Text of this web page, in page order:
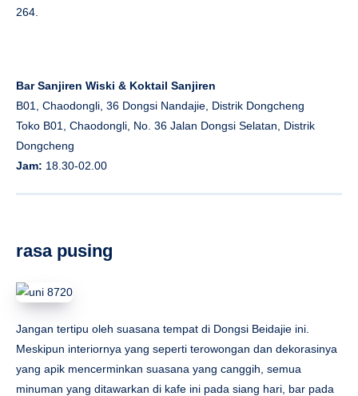
264.
Bar Sanjiren Wiski & Koktail Sanjiren
B01, Chaodongli, 36 Dongsi Nandajie, Distrik Dongcheng
Toko B01, Chaodongli, No. 36 Jalan Dongsi Selatan, Distrik
Dongcheng
Jam: 18.30-02.00
rasa pusing
Jangan tertipu oleh suasana tempat di Dongsi Beidajie ini.
Meskipun interiornya yang seperti terowongan dan dekorasinya
yang apik mencerminkan suasana yang canggih, semua
minuman yang ditawarkan di kafe ini pada siang hari, bar pada